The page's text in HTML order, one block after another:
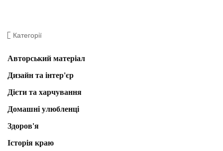
Категорії
Авторський матеріал
Дизайн та інтер'єр
Дієти та харчування
Домашні улюбленці
Здоров'я
Історія краю